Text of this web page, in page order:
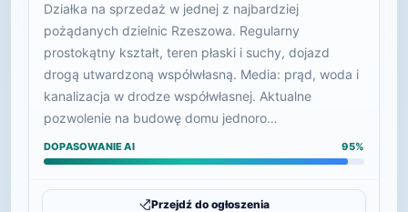
Działka na sprzedaż w jednej z najbardziej
pożądanych dzielnic Rzeszowa. Regularny
prostokątny kształt, teren płaski i suchy, dojazd
drogą utwardzoną współwłasną. Media: prąd, woda i
kanalizacja w drodze współwłasnej. Aktualne
pozwolenie na budowę domu jednoro…
DOPASOWANIE AI 95%
Przejdź do ogłoszenia